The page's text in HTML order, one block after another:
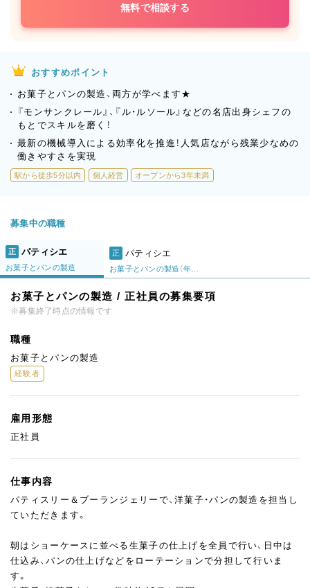
無料で相談する
おすすめポイント
お菓子とパンの製造、両方が学べます★
『モンサンクレール』、『ル・ルソール』などの名店出身シェフの
もとでスキルを磨く！
最新の機械導入による効率化を推進！人気店ながら残業少なめの
働きやすさを実現
駅から徒歩5分以内 個人経営 オープンから3年未満
募集中の職種
正 パティシエ
お菓子とパンの製造
正 パティシエ
お菓子とパンの製造（年数不問）
お菓子とパンの製造 / 正社員の募集要項
※募集終了時点の情報です
職種
お菓子とパンの製造
経験者
雇用形態
正社員
仕事内容
パティスリー＆ブーランジェリーで、洋菓子・パンの製造を担当し
ていただきます。
朝はショーケースに並べる生菓子の仕上げを全員で行い、日中は
仕込み、パンの仕上げなどをローテーションで分担して行いま
す。